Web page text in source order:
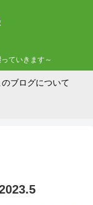
ていきます～
ブログについて